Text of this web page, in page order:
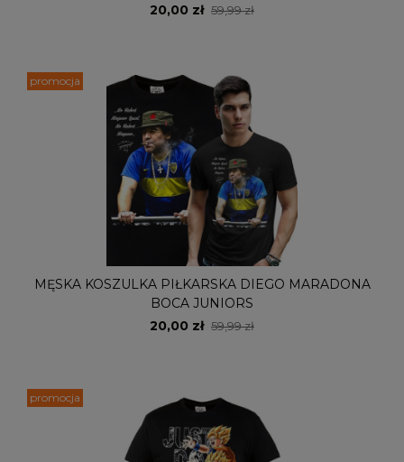
20,00 zł 59,99 zł
MĘSKA KOSZULKA PIŁKARSKA DIEGO MARADONA
BOCA JUNIORS
20,00 zł 59,99 zł
promocja
promocja